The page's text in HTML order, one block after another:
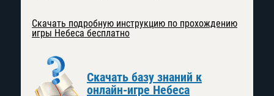
Скачать подробную инструкцию по прохождению
игры Небеса бесплатно
Скачать базу знаний к
онлайн-игре Небеса